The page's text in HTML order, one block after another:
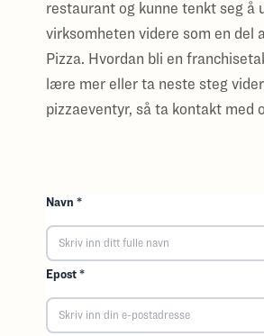
restaurant og kunne tenkt seg å
virksomheten videre som en del
Pizza. Hvordan bli en
lære mer eller ta neste steg
pizzaeventyr, så ta kontakt med
Navn *
Epost *